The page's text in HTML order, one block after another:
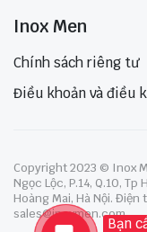
Inox Men
Chính sách riêng tư
Điều khoản và điều
Copyright 2023 © Inox
Ngọc Lộc, P.14, Q.10,
Hoàng Mai, Hà Nội. Điện
sales@inoxmen.com
Bạn